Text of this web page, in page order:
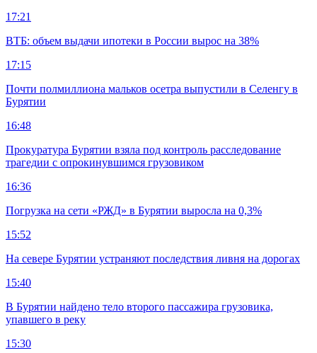
17:21
ВТБ: объем выдачи ипотеки в России вырос на 38%
17:15
Почти полмиллиона мальков осетра выпустили в Селенгу в
Бурятии
16:48
Прокуратура Бурятии взяла под контроль расследование
трагедии с опрокинувшимся грузовиком
16:36
Погрузка на сети «РЖД» в Бурятии выросла на 0,3%
15:52
На севере Бурятии устраняют последствия ливня на дорогах
15:40
В Бурятии найдено тело второго пассажира грузовика,
упавшего в реку
15:30